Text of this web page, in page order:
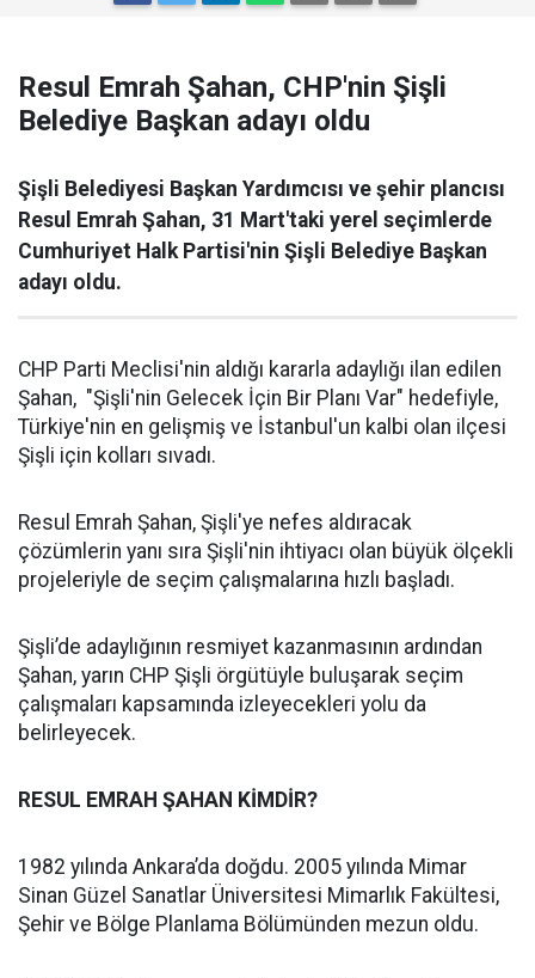
Resul Emrah Şahan, CHP'nin Şişli
Belediye Başkan adayı oldu
Şişli Belediyesi Başkan Yardımcısı ve şehir plancısı
Resul Emrah Şahan, 31 Mart'taki yerel seçimlerde
Cumhuriyet Halk Partisi'nin Şişli Belediye Başkan
adayı oldu.
CHP Parti Meclisi'nin aldığı kararla adaylığı ilan edilen
Şahan, "Şişli'nin Gelecek İçin Bir Planı Var" hedefiyle,
Türkiye'nin en gelişmiş ve İstanbul'un kalbi olan ilçesi
Şişli için kolları sıvadı.
Resul Emrah Şahan, Şişli'ye nefes aldıracak
çözümlerin yanı sıra Şişli'nin ihtiyacı olan büyük ölçekli
projeleriyle de seçim çalışmalarına hızlı başladı.
Şişli’de adaylığının resmiyet kazanmasının ardından
Şahan, yarın CHP Şişli örgütüyle buluşarak seçim
çalışmaları kapsamında izleyecekleri yolu da
belirleyecek.
RESUL EMRAH ŞAHAN KİMDİR?
1982 yılında Ankara’da doğdu. 2005 yılında Mimar
Sinan Güzel Sanatlar Üniversitesi Mimarlık Fakültesi,
Şehir ve Bölge Planlama Bölümünden mezun oldu.